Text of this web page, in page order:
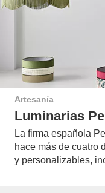
Artesanía
Luminarias
La firma española
hace más de cuatro
y personalizables,